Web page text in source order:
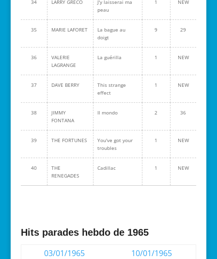
34 LARRY GRECO
J'y laisserai ma
peau
1 NEW
35 MARIE LAFORET
La bague au
doigt
9 29
36
VALERIE
LAGRANGE
La guérilla 1 NEW
37 DAVE BERRY
This strange
effect
1 NEW
38
JIMMY
FONTANA
Il mondo 2 36
39 THE FORTUNES
You've got your
troubles
1 NEW
40
THE
RENEGADES
Cadillac 1 NEW
Hits parades hebdo de 1965
03/01/1965
10/01/1965